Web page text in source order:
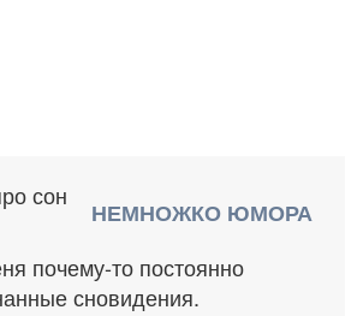
НЕМНОЖКО ЮМОРА
почему-то постоянно
сновидения.